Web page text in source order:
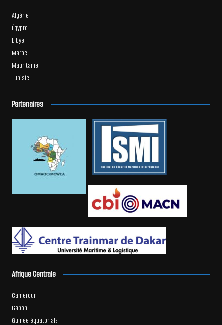
Algérie
Égypte
Libye
Maroc
Mauritanie
Tunisie
Partenaires
Afrique Centrale
Cameroun
Gabon
Guinée équatoriale